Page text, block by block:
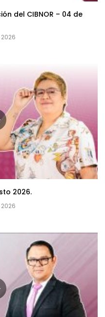
del CIBNOR – 04 de
2026
2026.
2026